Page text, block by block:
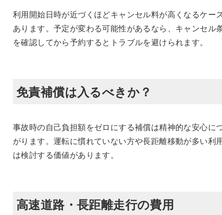
利用開始日時が近づくほどキャンセル料が高くなるケー
あります。予定が変わる可能性があるなら、キャンセル
を確認してから予約するとトラブルを避けられます。
免責補償は入るべきか？
事故時の自己負担額をゼロにする補償は精神的な安心に
がります。運転に慣れていない方や長距離移動が多い利
は検討する価値があります。
高速道路・長距離走行の費用